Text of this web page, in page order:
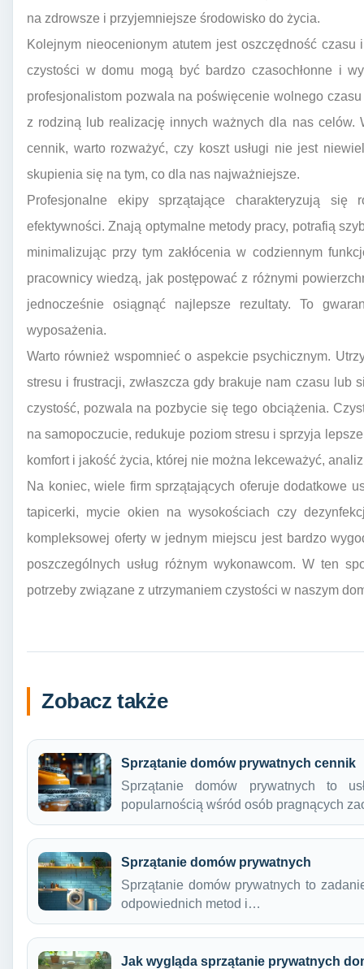
na zdrowsze i przyjemniejsze środowisko do życia.
Kolejnym nieocenionym atutem jest oszczędność
czystości w domu mogą być bardzo czasochłonne i
profesjonalistom pozwala na poświęcenie wolnego
z rodziną lub realizację innych ważnych dla nas celów.
cennik, warto rozważyć, czy koszt usługi nie jest
skupienia się na tym, co dla nas najważniejsze.
Profesjonalne ekipy sprzątające charakteryzują się
efektywności. Znają optymalne metody pracy, potrafią
minimalizując przy tym zakłócenia w codziennym
pracownicy wiedzą, jak postępować z różnymi
jednocześnie osiągnąć najlepsze rezultaty. To
wyposażenia.
Warto również wspomnieć o aspekcie psychicznym.
stresu i frustracji, zwłaszcza gdy brakuje nam czasu lub
czystość, pozwala na pozbycie się tego obciążenia.
na samopoczucie, redukuje poziom stresu i sprzyja
komfort i jakość życia, której nie można lekceważyć,
Na koniec, wiele firm sprzątających oferuje dodatkowe
tapicerki, mycie okien na wysokościach czy
kompleksowej oferty w jednym miejscu jest bardzo
poszczególnych usług różnym wykonawcom. W ten
potrzeby związane z utrzymaniem czystości w naszym
Zobacz także
Sprzątanie domów prywatnych cennik
Sprzątanie domów prywatnych to
popularnością wśród osób pragnących
Sprzątanie domów prywatnych
Sprzątanie domów prywatnych to
odpowiednich metod i…
Jak wygląda sprzątanie prywatnych